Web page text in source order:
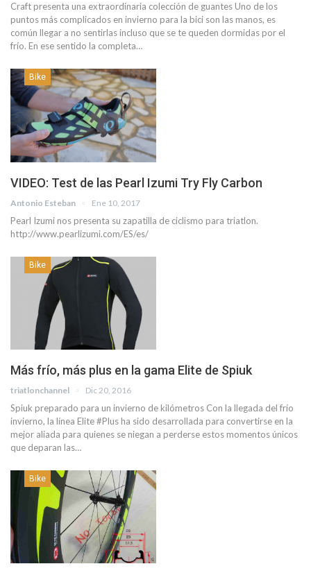
Craft presenta una extraordinaria colección de guantes Uno de los
puntos más complicados en invierno para la bici son las manos, es
común llegar a no sentirlas incluso que se te queden dormidas por el
frío. En ese sentido la completa…
Bike
VIDEO: Test de las Pearl Izumi Try Fly Carbon
Antonio Esteban Ene 10, 2017
Pearl Izumi nos presenta su zapatilla de ciclismo para triatlon.
http://www.pearlizumi.com/ES/es/
Bike
Más frío, más plus en la gama Elite de Spiuk
triatlonchannel Dic 20, 2016
Spiuk preparado para un invierno de kilómetros Con la llegada del frío
invierno, la línea Elite #Plus ha sido desarrollada para convertirse en la
mejor aliada para quienes se niegan a perderse estos momentos únicos
que deparan las…
Bike